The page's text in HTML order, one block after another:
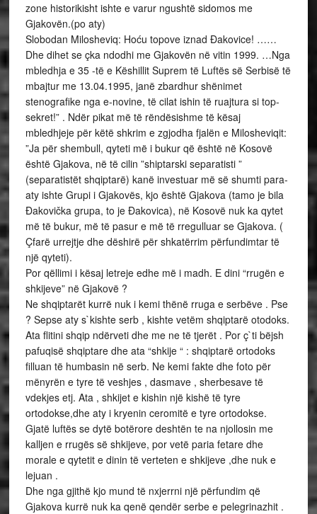
zone historikisht ishte e varur ngushtë sidomos me
Gjakovën.(po aty)
Slobodan Milosheviq: Hoću topove iznad Đakovice! ……
Dhe dihet se çka ndodhi me Gjakovën në vitin 1999. …Nga
mbledhja e 35 -të e Këshillit Suprem të Luftës së Serbisë të
mbajtur me 13.04.1995, janë zbardhur shënimet
stenografike nga e-novine, të cilat ishin të ruajtura si top-
sekret!” . Ndër pikat më të rëndësishme të kësaj
mbledhjeje për këtë shkrim e zgjodha fjalën e Milosheviqit:
”Ja për shembull, qyteti më i bukur që është në Kosovë
është Gjakova, në të cilin ”shiptarski separatisti ”
(separatistët shqiptarë) kanë investuar më së shumti para-
aty ishte Grupi i Gjakovës, kjo është Gjakova (tamo je bila
Đakovička grupa, to je Đakovica), në Kosovë nuk ka qytet
më të bukur, më të pasur e më të rregulluar se Gjakova. (
Çfarë urrejtje dhe dëshirë për shkatërrim përfundimtar të
një qyteti).
Por qëllimi i kësaj letreje edhe më i madh. E dini “rrugën e
shkijeve” në Gjakovë ?
Ne shqiptarët kurrë nuk i kemi thënë rruga e serbëve . Pse
? Sepse aty s`kishte serb , kishte vetëm shqiptarë otodoks.
Ata flitini shqip ndërveti dhe me ne të tjerët . Por ç`ti bëjsh
pafuqisë shqiptare dhe ata “shkije “ : shqiptarë ortodoks
filluan të humbasin në serb. Ne kemi fakte dhe foto për
mënyrën e tyre të veshjes , dasmave , sherbesave të
vdekjes etj. Ata , shkijet e kishin një kishë të tyre
ortodokse,dhe aty i kryenin ceromitë e tyre ortodokse.
Gjatë luftës se dytë botërore deshtën te na njollosin me
kalljen e rrugës së shkijeve, por vetë paria fetare dhe
morale e qytetit e dinin të verteten e shkijeve ,dhe nuk e
lejuan .
Dhe nga gjithë kjo mund të nxjerrni një përfundim që
Gjakova kurrë nuk ka qenë qendër serbe e pelegrinazhit .